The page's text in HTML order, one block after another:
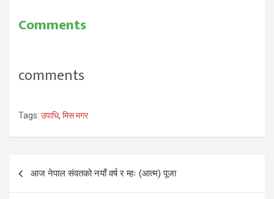
तमुस्योले जितेकी छिन्। देशभरबाट
Comments
comments
Tags: उपाधि, मिस मगर
Post
navigation
आज नेपाल संवतको नयाँ वर्ष र म्हः (आत्म) पूजा